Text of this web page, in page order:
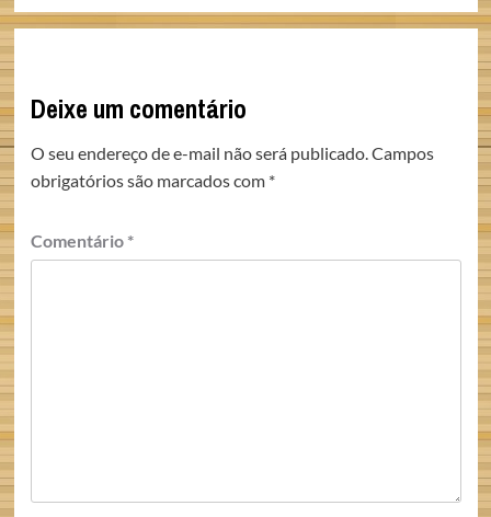
Deixe um comentário
O seu endereço de e-mail não será publicado. Campos
obrigatórios são marcados com *
Comentário *